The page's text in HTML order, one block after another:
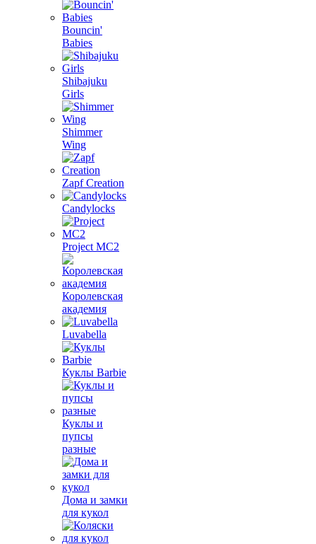
Bouncin'
Babies
Shibajuku
Girls
Shimmer
Wing
Zapf Creation
Candylocks
Project MС2
Королевская
академия
Luvabella
Куклы Barbie
Куклы и
пупсы
разные
Дома и замки
для кукол